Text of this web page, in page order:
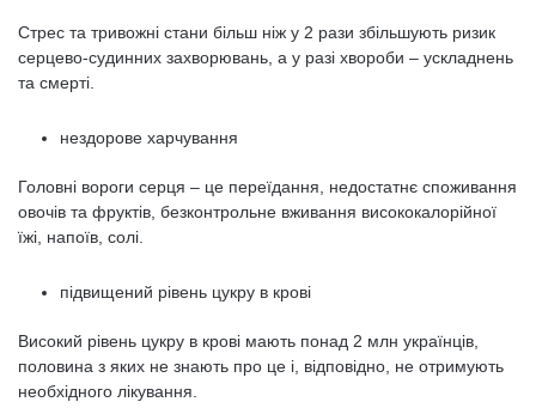
Стрес та тривожні стани більш ніж у 2 рази збільшують ризик
серцево-судинних захворювань, а у разі хвороби – ускладнень
та смерті.
нездорове харчування
Головні вороги серця – це переїдання, недостатнє споживання
овочів та фруктів, безконтрольне вживання висококалорійної
їжі, напоїв, солі.
підвищений рівень цукру в крові
Високий рівень цукру в крові мають понад 2 млн українців,
половина з яких не знають про це і, відповідно, не отримують
необхідного лікування.